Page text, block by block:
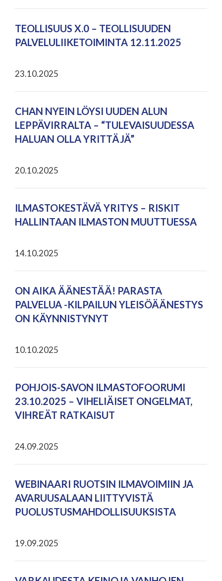
TEOLLISUUS X.0 – TEOLLISUUDEN
PALVELULIIKETOIMINTA 12.11.2025
23.10.2025
CHAN NYEIN LÖYSI UUDEN ALUN
LEPPÄVIRRALTA – “TULEVAISUUDESSA
HALUAN OLLA YRITTÄJÄ”
20.10.2025
ILMASTOKESTÄVÄ YRITYS – RISKIT
HALLINTAAN ILMASTON MUUTTUESSA
14.10.2025
ON AIKA ÄÄNESTÄÄ! PARASTA
PALVELUA -KILPAILUN YLEISÖÄÄNESTYS
ON KÄYNNISTYNYT
10.10.2025
POHJOIS-SAVON ILMASTOFOORUMI
23.10.2025 – VIHELIÄISET ONGELMAT,
VIHREÄT RATKAISUT
24.09.2025
WEBINAARI RUOTSIN ILMAVOIMIIN JA
AVARUUSALAAN LIITTYVISTÄ
PUOLUSTUSMAHDOLLISUUKSISTA
19.09.2025